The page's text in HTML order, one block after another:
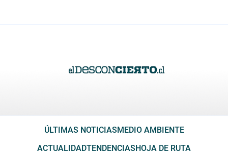
ÚLTIMAS NOTICIAS MEDIO AMBIENTE
ACTUALIDADTENDENCIAS HOJA DE RUTA